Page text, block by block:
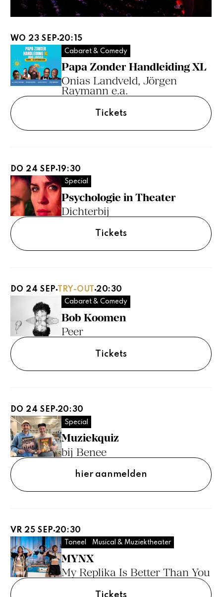
Papa Zonder Handleiding XL
Onias Landveld, Jörgen
Raymann e.a.
Cabaret & Comedy
Tickets
WO 23 SEP 20:15
Psychologie in Theater
Dichterbij
Special
Tickets
DO 24 SEP 19:30
Bob Koomen
Peer
Cabaret & Comedy
Tickets
DO 24 SEP TRY-OUT 20:30
Muziekquiz
bij Benee
Special
hier aanmelden
DO 24 SEP 20:30
MYNX
My Replika Is Better Than You
Toneel Musical & Muziektheater
Tickets
VR 25 SEP 20:30